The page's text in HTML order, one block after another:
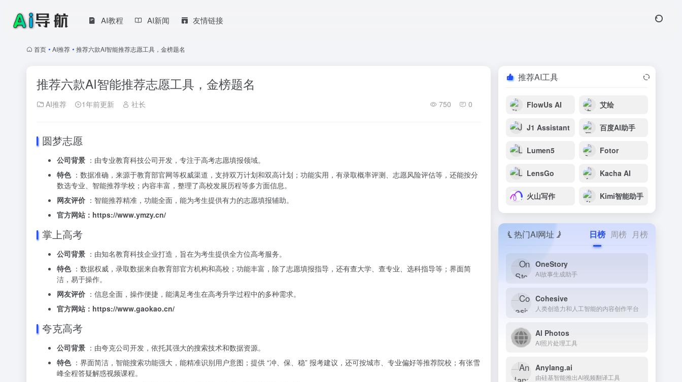
AI教程 AI新闻 友情链接
首页 • AI推荐 • 推荐六款AI智能推荐志愿工具，金榜题名
推荐六款AI智能推荐志愿工具，金榜题名
AI推荐 1年前更新 社长 750 0
圆梦志愿
公司背景 ：由专业教育科技公司开发，专注于高考志愿填报领域。
特色：数据准确，来源于教育部官网等权威渠道，支持双万计划和双高计划；功能实用，有录取概率评测、志愿风险评估等，还能按分
数选专业、智能推荐学校；内容丰富，整理了高校发展历程等多方面信息。
网友评价 ：智能推荐精准，功能全面，能为考生提供有力的志愿填报辅助。
官方网站：https://www.ymzy.cn/
掌上高考
公司背景 ：由知名教育科技企业打造，旨在为考生提供全方位高考服务。
特色：数据权威，录取数据来自教育部官方机构和高校；功能丰富，除了志愿填报指导，还有查大学、查专业、选科指导等；界面简
洁，易于操作。
网友评价 ：信息全面，操作便捷，能满足考生在高考升学过程中的多种需求。
官方网站：https://www.gaokao.cn/
夸克高考
公司背景 ：由夸克公司开发，依托其强大的搜索技术和数据资源。
特色：界面简洁，智能搜索功能强大，能精准识别用户意图；提供 “冲、保、稳” 报考建议，还可按城市、专业偏好等推荐院校；有张雪
峰全程答疑解惑视频课程。
推荐AI工具
FlowUs AI 艾绘
J1 Assistant 百度AI助手
Lumen5 Fotor
LensGo Kacha AI
火山写作 Kimi智能助手
热门AI网址 日榜 周榜 月榜
OneStory
AI故事生成助手
Cohesive
人类创造力和人工智能的内容创作平台
Al Photos
AI照片处理工具
Anylang.ai
由硅基智能推出AI视频翻译工具